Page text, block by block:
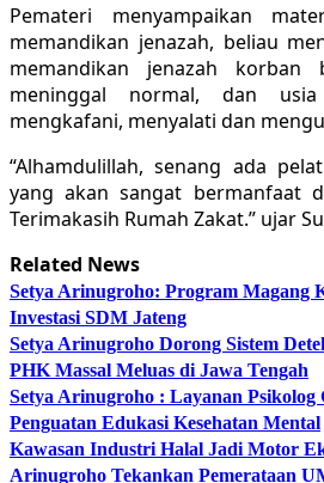
Pemateri menyampaikan
memandikan jenazah, beliau
memandikan jenazah korban
meninggal normal, dan usia
mengkafani, menyalati dan
“Alhamdulillah, senang ada
yang akan sangat bermanfaat
Terimakasih Rumah Zakat.” ujar
Related News
Setya Arinugroho: Program Magang
Investasi SDM Jateng
Setya Arinugroho Dorong Sistem
PHK Massal Meluas di Jawa Tengah
Setya Arinugroho : Layanan
Penguatan Edukasi Kesehatan Mental
Kawasan Industri Halal Jadi Motor
Arinugroho Tekankan Pemerataan